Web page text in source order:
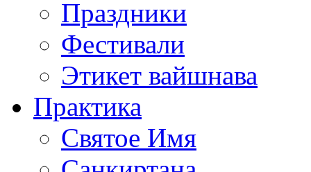
Праздники
Фестивали
Этикет вайшнава
Практика
Святое Имя